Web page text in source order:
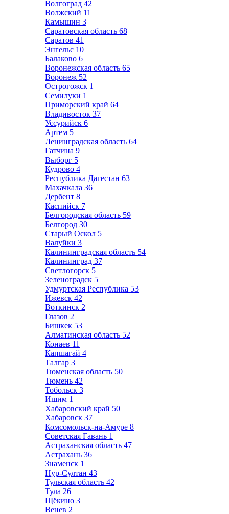
Волгоград 42
Волжский 11
Камышин 3
Саратовская область 68
Саратов 41
Энгельс 10
Балаково 6
Воронежская область 65
Воронеж 52
Острогожск 1
Семилуки 1
Приморский край 64
Владивосток 37
Уссурийск 6
Артем 5
Ленинградская область 64
Гатчина 9
Выборг 5
Кудрово 4
Республика Дагестан 63
Махачкала 36
Дербент 8
Каспийск 7
Белгородская область 59
Белгород 30
Старый Оскол 5
Валуйки 3
Калининградская область 54
Калининград 37
Светлогорск 5
Зеленоградск 5
Удмуртская Республика 53
Ижевск 42
Воткинск 2
Глазов 2
Бишкек 53
Алматинская область 52
Конаев 11
Капшагай 4
Талгар 3
Тюменская область 50
Тюмень 42
Тобольск 3
Ишим 1
Хабаровский край 50
Хабаровск 37
Комсомольск-на-Амуре 8
Советская Гавань 1
Астраханская область 47
Астрахань 36
Знаменск 1
Нур-Султан 43
Тульская область 42
Тула 26
Щёкино 3
Венев 2